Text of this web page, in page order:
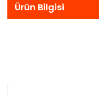
Ürün Bilgisi